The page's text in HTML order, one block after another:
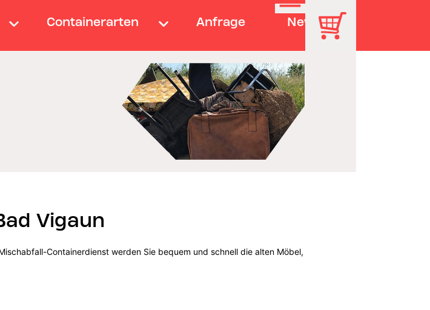
Containerarten Anfrage News
Vigaun
Containerdienst werden Sie bequem und schnell die alten Möbel,